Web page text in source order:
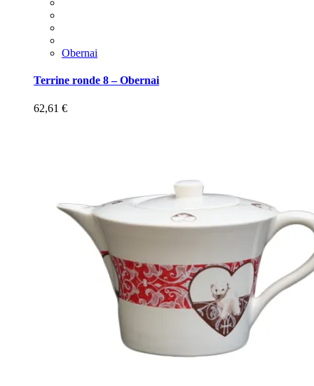
Obernai
Terrine ronde 8 – Obernai
62,61 €